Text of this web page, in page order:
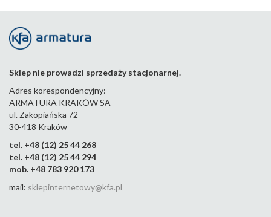
Sklep nie prowadzi sprzedaży stacjonarnej.
Adres korespondencyjny:
ARMATURA KRAKÓW SA
ul. Zakopiańska 72
30-418 Kraków
tel. +48 (12) 25 44 268
tel. +48 (12) 25 44 294
mob. +48 783 920 173
mail: sklepinternetowy@kfa.pl